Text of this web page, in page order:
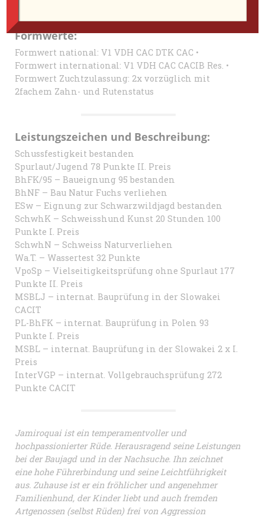
Formwerte:
Formwert national: V1 VDH CAC DTK CAC •
Formwert international: V1 VDH CAC CACIB Res. •
Formwert Zuchtzulassung: 2x vorzüglich mit
2fachem Zahn- und Rutenstatus
Leistungszeichen und Beschreibung:
Schussfestigkeit bestanden
Spurlaut/Jugend 78 Punkte II. Preis
BhFK/95 – Baueignung 95 bestanden
BhNF – Bau Natur Fuchs verliehen
ESw – Eignung zur Schwarzwildjagd bestanden
SchwhK – Schweisshund Kunst 20 Stunden 100
Punkte I. Preis
SchwhN – Schweiss Naturverliehen
Wa.T. – Wassertest 32 Punkte
VpoSp – Vielseitigkeitsprüfung ohne Spurlaut 177
Punkte II. Preis
MSBLJ – internat. Bauprüfung in der Slowakei
CACIT
PL-BhFK – internat. Bauprüfung in Polen 93
Punkte I. Preis
MSBL – internat. Bauprüfung in der Slowakei 2 x I.
Preis
InterVGP – internat. Vollgebrauchsprüfung 272
Punkte CACIT
Jamiroquai ist ein temperamentvoller und
hochpassionierter Rüde. Herausragend seine Leistungen
bei der Baujagd und in der Nachsuche. Ihn zeichnet
eine hohe Führerbindung und seine Leichtführigkeit
aus. Zuhause ist er ein fröhlicher und angenehmer
Familienhund, der Kinder liebt und auch fremden
Artgenossen (selbst Rüden) frei von Aggression